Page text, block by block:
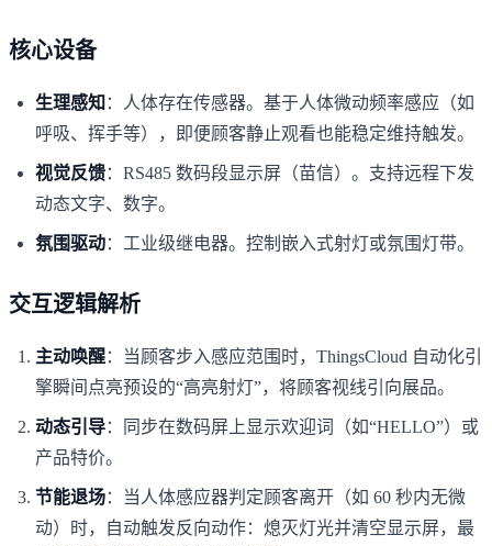
核心设备
生理感知 ：人体存在传感器。基于人体微动频率感应（如
呼吸、挥手等），即便顾客静止观看也能稳定维持触发。
视觉反馈：RS485 数码段显示屏（苗信）。支持远程下发
动态文字、数字。
氛围驱动：工业级继电器。控制嵌入式射灯或氛围灯带。
交互逻辑解析
主动唤醒：当顾客步入感应范围时，ThingsCloud 自动化引
擎瞬间点亮预设的“高亮射灯”，将顾客视线引向展品。
动态引导：同步在数码屏上显示欢迎词（如“HELLO”）或
产品特价。
节能退场：当人体感应器判定顾客离开（如 60 秒内无微
动）时，自动触发反向动作：熄灭灯光并清空显示屏，最